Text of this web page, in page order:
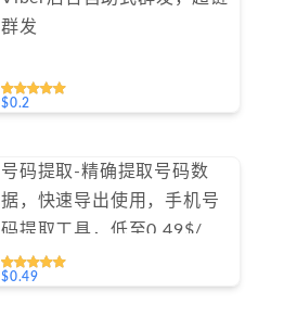
群发
$0.2
号码提取-精确提取号码数
据，快速导出使用，手机号
码提取工具，低至0.49$/天
#GN020
$0.49